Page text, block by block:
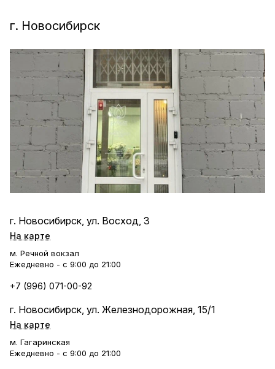
г. Новосибирск
г. Новосибирск, ул. Восход, 3
На карте
м. Речной вокзал
Ежедневно - с 9:00 до 21:00
+7 (996) 071-00-92
г. Новосибирск, ул. Железнодорожная, 15/1
На карте
м. Гагаринская
Ежедневно - с 9:00 до 21:00